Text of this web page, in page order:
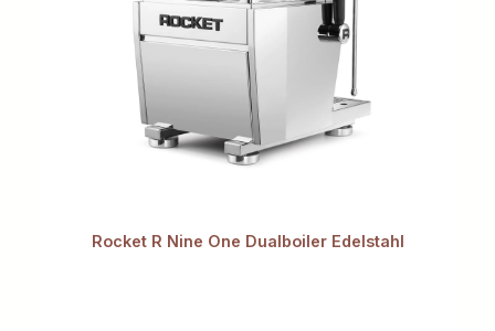
Rocket R Nine One Dualboiler Edelstahl